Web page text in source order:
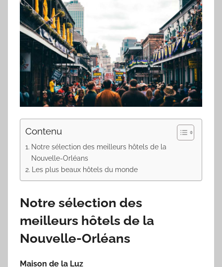
Contenu
Notre sélection des meilleurs hôtels de la
Nouvelle-Orléans
Les plus beaux hôtels du monde
Notre sélection des
meilleurs hôtels de la
Nouvelle-Orléans
Maison de la Luz